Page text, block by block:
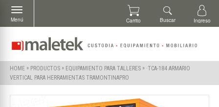
HOME » PRODUCTOS » EQUIPAMIENTO PARA TALLERES » ·TCA-184 ARMARIO
VERTICAL PARA HERRAMIENTAS TRAMONTINAPRO
Menú Carrito Buscar Ingreso